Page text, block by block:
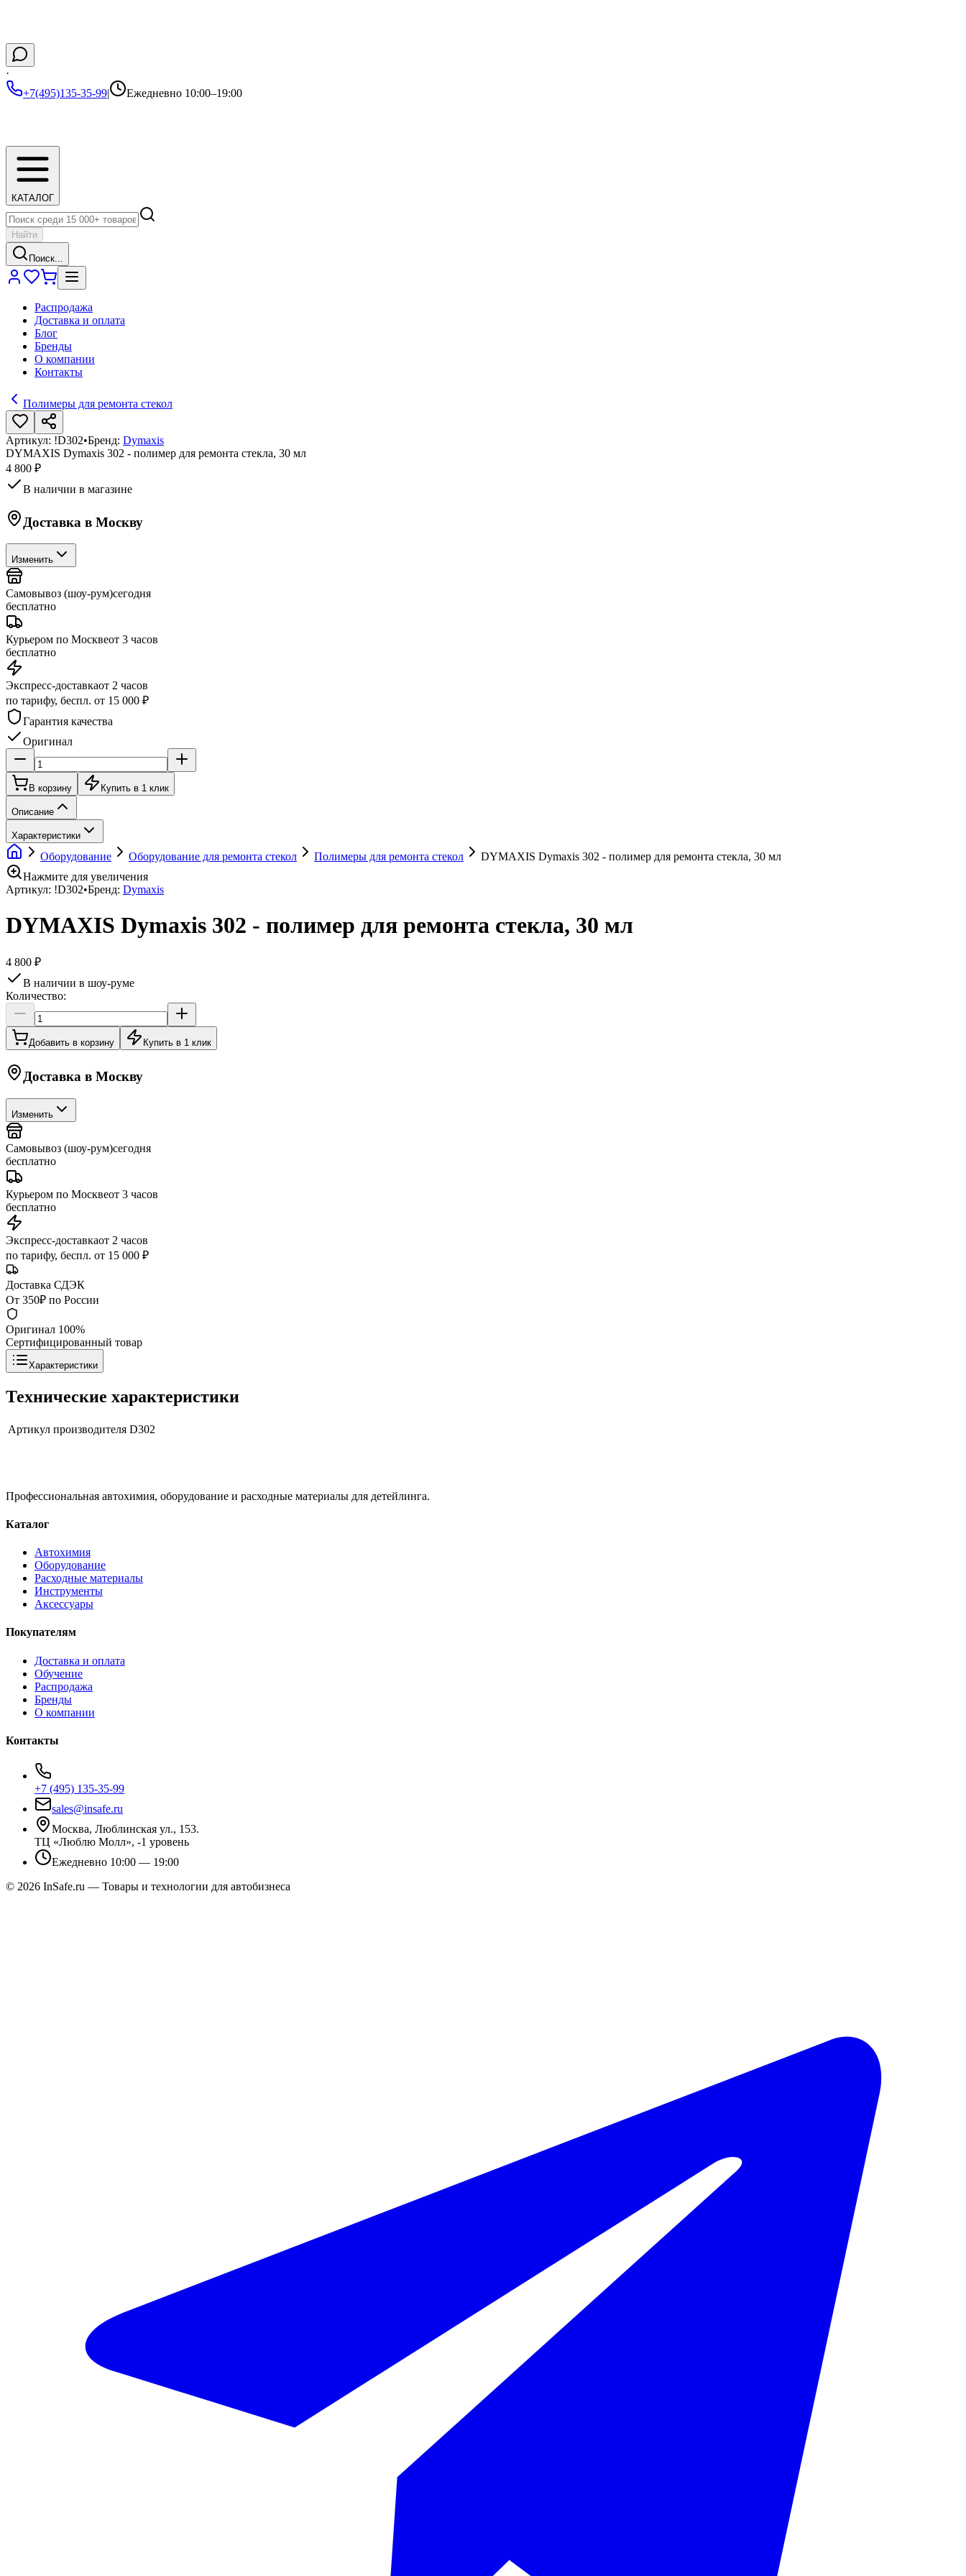
·
+7(495)135-35-99| Ежедневно 10:00–19:00
КАТАЛОГ
Найти
Поиск...
Распродажа
Доставка и оплата
Блог
Бренды
О компании
Контакты
Полимеры для ремонта стекол
Артикул: !D302•Бренд: Dymaxis
DYMAXIS Dymaxis 302 - полимер для ремонта стекла, 30 мл
4 800 ₽
В наличии в магазине
Доставка в Москву
Изменить
Самовывоз (шоу-рум)сегодня
бесплатно
Курьером по Москвеот 3 часов
бесплатно
Экспресс-доставкаот 2 часов
по тарифу, беспл. от 15 000 ₽
Гарантия качества
Оригинал
В корзину Купить в 1 клик
Описание
Характеристики
Оборудование Оборудование для ремонта стекол Полимеры для ремонта стекол
DYMAXIS Dymaxis 302 - полимер для ремонта стекла, 30 мл
Нажмите для увеличения
Артикул: !D302•Бренд: Dymaxis
DYMAXIS Dymaxis 302 - полимер для ремонта стекла, 30 мл
4 800 ₽
В наличии в шоу-руме
Количество:
Добавить в корзину Купить в 1 клик
Доставка в Москву
Изменить
Самовывоз (шоу-рум)сегодня
бесплатно
Курьером по Москвеот 3 часов
бесплатно
Экспресс-доставкаот 2 часов
по тарифу, беспл. от 15 000 ₽
Доставка СДЭК
От 350₽ по России
Оригинал 100%
Сертифицированный товар
Характеристики
Технические характеристики
Артикул производителя D302
Профессиональная автохимия, оборудование и расходные материалы для детейлинга.
Каталог
Автохимия
Оборудование
Расходные материалы
Инструменты
Аксессуары
Покупателям
Доставка и оплата
Обучение
Распродажа
Бренды
О компании
Контакты
+7 (495) 135-35-99
sales@insafe.ru
Москва, Люблинская ул., 153.
ТЦ «Люблю Молл», -1 уровень
Ежедневно 10:00 — 19:00
© 2026 InSafe.ru — Товары и технологии для автобизнеса